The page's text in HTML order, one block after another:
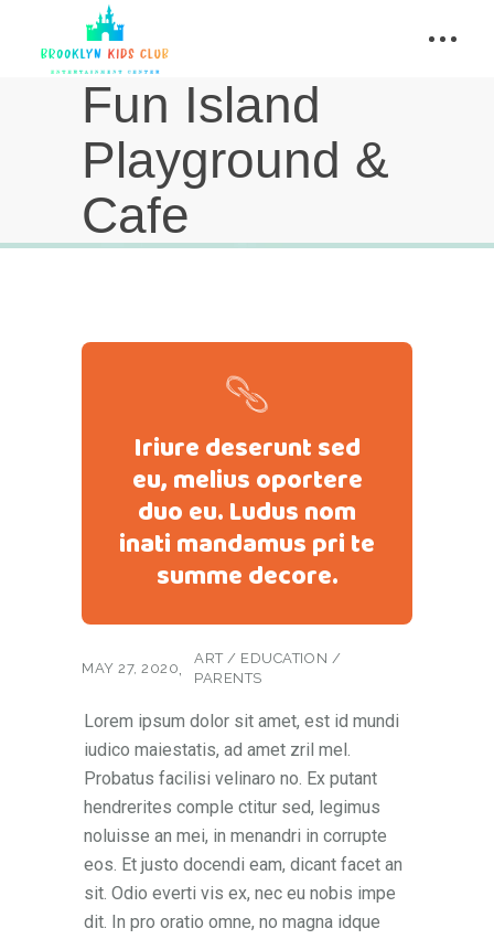
Fun Island
Playground &
Cafe
Iriure deserunt sed
eu, melius oportere
duo eu. Ludus nom
inati mandamus pri te
summe decore.
MAY 27, 2020
ART/ EDUCATION /
PARENTS
Lorem ipsum dolor sit amet, est id mundi
iudico maiestatis, ad amet zril mel.
Probatus facilisi velinaro no. Ex putant
hendrerites comple ctitur sed, legimus
noluisse an mei, in menandri in corrupte
eos. Et justo docendi eam, dicant facet an
sit. Odio everti vis ex, nec eu nobis impe
dit. In pro oratio omne, no magna idque